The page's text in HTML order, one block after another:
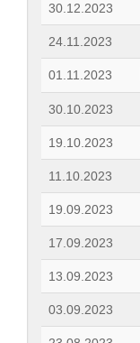
30.12.2023
24.11.2023
01.11.2023
30.10.2023
19.10.2023
11.10.2023
19.09.2023
17.09.2023
13.09.2023
03.09.2023